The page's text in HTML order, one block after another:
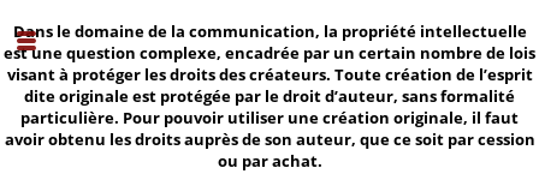
Dans le domaine de la communication, la propriété intellectuelle
est une question complexe, encadrée par un certain nombre de lois
visant à protéger les droits des créateurs. Toute création de l’esprit
dite originale est protégée par le droit d’auteur, sans formalité
particulière. Pour pouvoir utiliser une création originale, il faut
avoir obtenu les droits auprès de son auteur, que ce soit par cession
ou par achat.